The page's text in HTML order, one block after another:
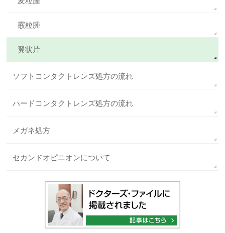
霰粒腫
翼状片
ソフトコンタクトレンズ処方の流れ
ハードコンタクトレンズ処方の流れ
メガネ処方
セカンドオピニオンについて